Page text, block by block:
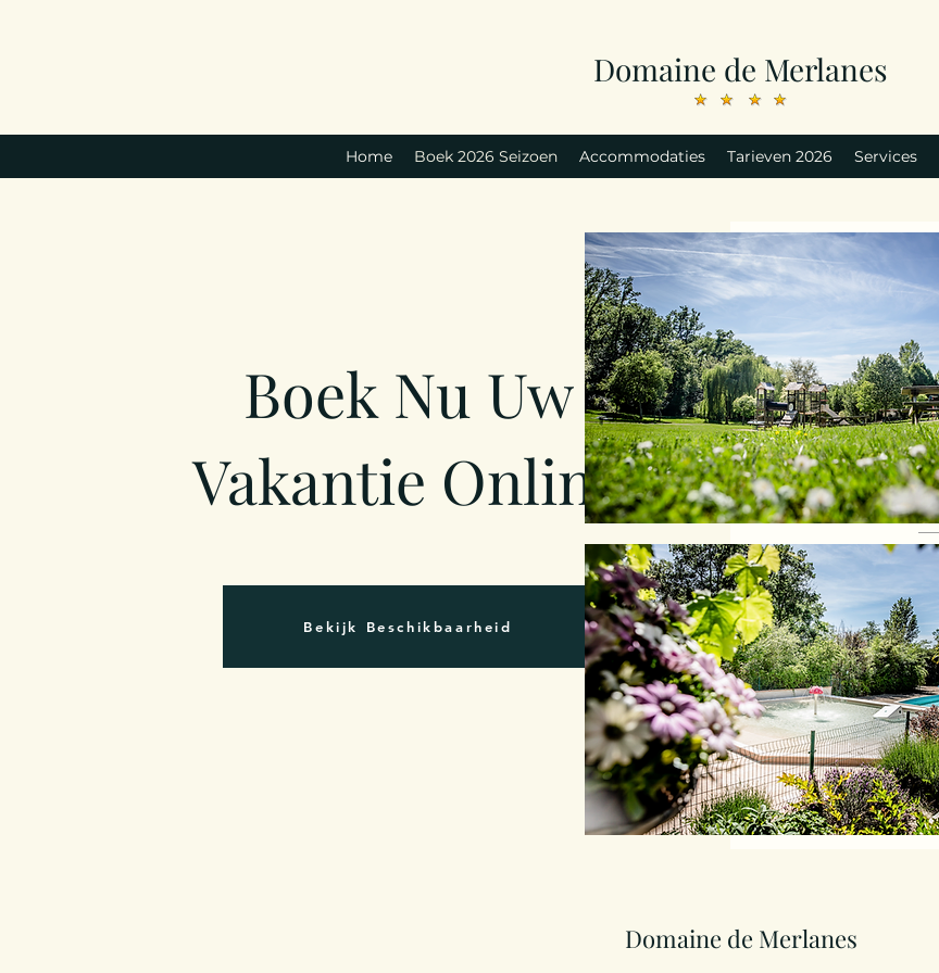
Domaine de Merlanes
Home Boek 2026 Seizoen Accommodaties Tarieven 2026 Services
Boek Nu Uw
Vakantie Online
Bekijk Beschikbaarheid
Domaine de Merlanes